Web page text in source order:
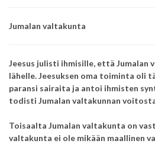
Jumalan valtakunta
Jeesus julisti ihmisille, että Jumalan
lähelle.Jeesuksen oma toiminta oli
paransi sairaita ja antoi ihmisten
todisti Jumalan valtakunnan
Toisaalta Jumalan valtakunta on
valtakunta ei ole mikään maallinen